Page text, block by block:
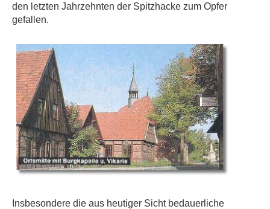
den letzten Jahrzehnten der Spitzhacke zum Opfer
gefallen.
Insbesondere die aus heutiger Sicht bedauerliche